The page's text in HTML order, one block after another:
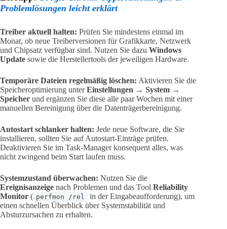
Problemlösungen leicht erklärt
Treiber aktuell halten: Prüfen Sie mindestens einmal im
Monat, ob neue Treiberversionen für Grafikkarte, Netzwerk
und Chipsatz verfügbar sind. Nutzen Sie dazu Windows
Update sowie die Herstellertools der jeweiligen Hardware.
Temporäre Dateien regelmäßig löschen: Aktivieren Sie die
Speicheroptimierung unterEinstellungen → System →
Speicher und ergänzen Sie diese alle paar Wochen mit einer
manuellen Bereinigung über die Datenträgerbereinigung.
Autostart schlanker halten: Jede neue Software, die Sie
installieren, sollten Sie auf Autostart-Einträge prüfen.
Deaktivieren Sie im Task-Manager konsequent alles, was
nicht zwingend beim Start laufen muss.
Systemzustand überwachen: Nutzen Sie die
Ereignisanzeige nach Problemen und das Tool Reliability
Monitor ( perfmon /rel
in der Eingabeaufforderung), um
einen schnellen Überblick über Systemstabilität und
Absturzursachen zu erhalten.